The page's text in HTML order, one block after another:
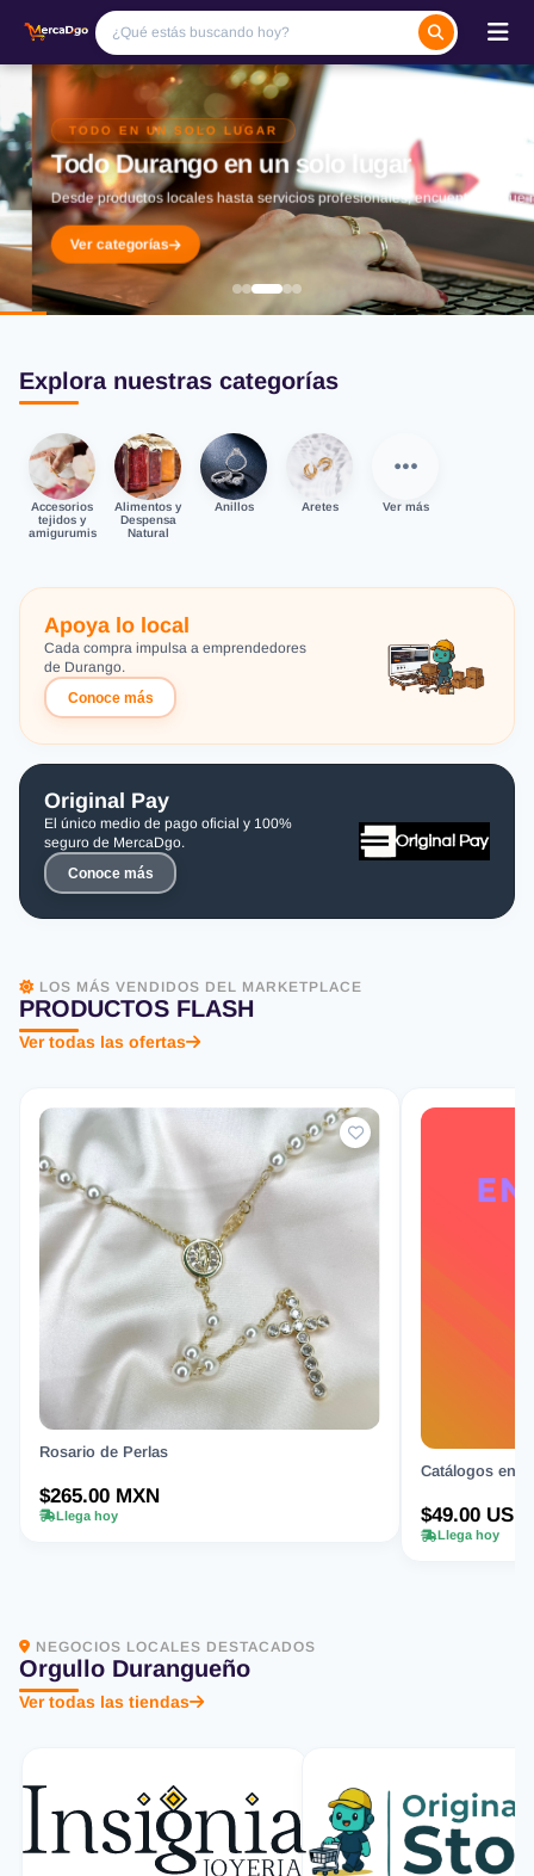
TODO EN UN SOLO LUGAR
Todo Durango en un solo lugar
Desde productos locales hasta servicios profesionales, encuentra lo que
Ver categorías
Explora nuestras categorías
Accesorios
tejidos y
amigurumis
Alimentos y
Despensa
Natural
Anillos Aretes Ver más
Apoya lo local
Cada compra impulsa a emprendedores
de Durango.
Conoce más
Original Pay
El único medio de pago oficial y 100%
seguro de MercaDgo.
Conoce más
LOS MÁS VENDIDOS DEL MARKETPLACE
PRODUCTOS FLASH
Ver todas las ofertas
Rosario de Perlas
$265.00 MXN
Llega hoy
Catálogos en
$49.00 USD
Llega hoy
NEGOCIOS LOCALES DESTACADOS
Orgullo Durangueño
Ver todas las tiendas